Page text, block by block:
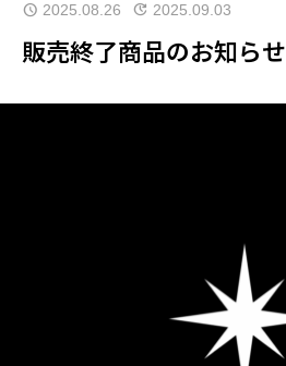
2025.08.26 2025.09.03
販売終了商品のお知らせ